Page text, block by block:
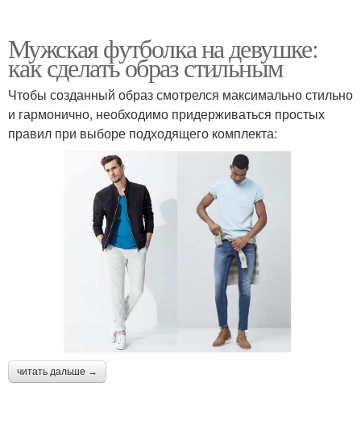
Мужская футболка на девушке:
как сделать образ стильным
Чтобы созданный образ смотрелся максимально стильно
и гармонично, необходимо придерживаться простых
правил при выборе подходящего комплекта:
читать дальше →